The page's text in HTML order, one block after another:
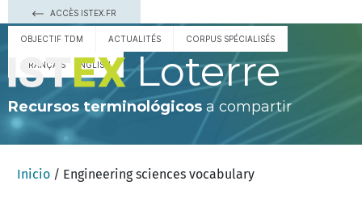
ACCÈS ISTEX.FR
OBJECTIF TDM ACTUALITÉS CORPUS SPÉCIALISÉS
FRANÇAIS ENGLISH Loterre
Recursos terminológicos a compartir
Inicio / Engineering sciences vocabulary